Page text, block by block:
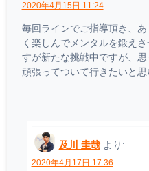
2020年4月15日 11:24
毎回ラインでご指導頂き、
く楽しんでメンタルを鍛え
すが新たな挑戦中ですが、
頑張ってついて行きたいと思
及川 圭哉 より:
2020年4月17日 17:36